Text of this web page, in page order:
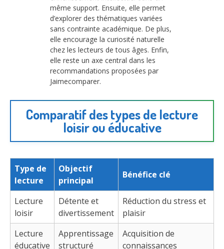
même support. Ensuite, elle permet
d’explorer des thématiques variées
sans contrainte académique. De plus,
elle encourage la curiosité naturelle
chez les lecteurs de tous âges. Enfin,
elle reste un axe central dans les
recommandations proposées par
Jaimecomparer.
Comparatif des types de lecture
loisir ou éducative
Type de
lecture
Objectif
principal
Bénéfice clé
Lecture
loisir
Détente et
divertissement
Réduction du stress et
plaisir
Lecture
éducative
Apprentissage
structuré
Acquisition de
connaissances